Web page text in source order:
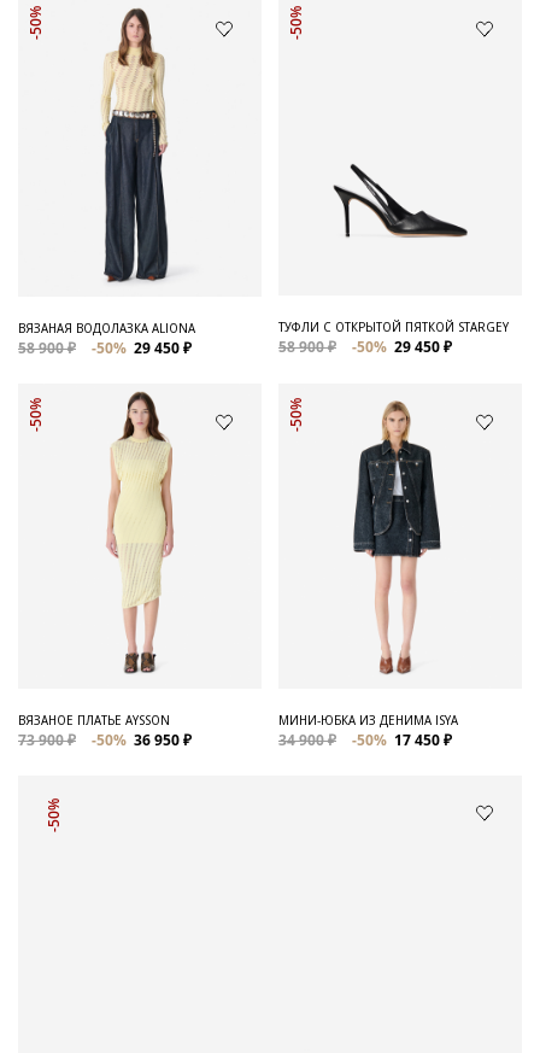
-50%
ВЯЗАНАЯ ВОДОЛАЗКА ALIONA
58 900 ₽ -50% 29 450 ₽
-50%
ТУФЛИ С ОТКРЫТОЙ ПЯТКОЙ STARGEY
58 900 ₽ -50% 29 450 ₽
-50%
ВЯЗАНОЕ ПЛАТЬЕ AYSSON
73 900 ₽ -50% 36 950 ₽
-50%
МИНИ-ЮБКА ИЗ ДЕНИМА ISYA
34 900 ₽ -50% 17 450 ₽
-50%